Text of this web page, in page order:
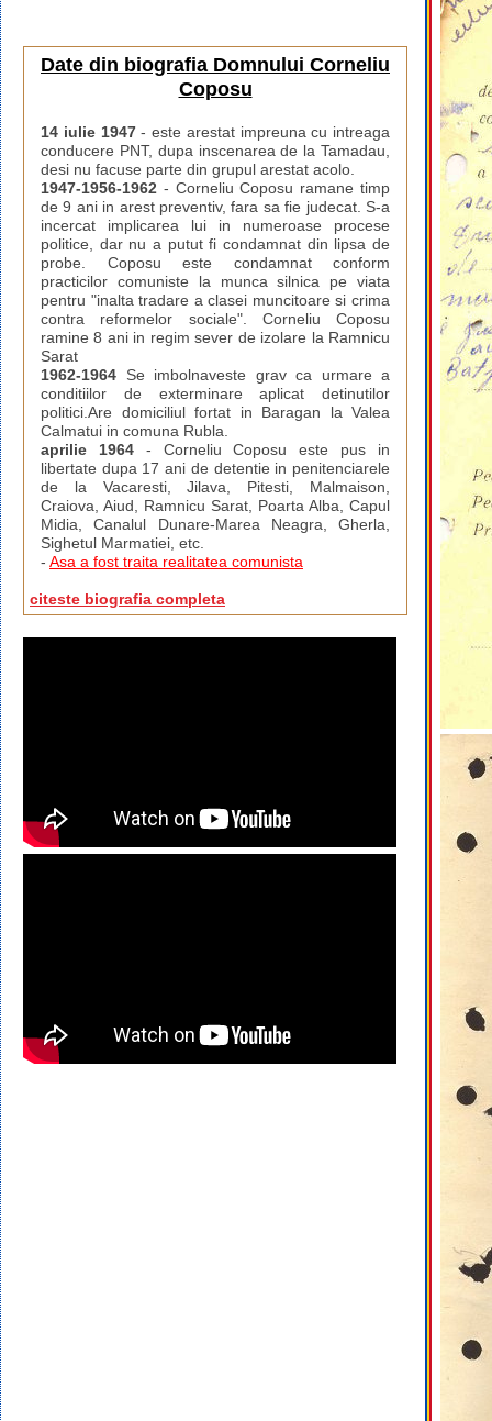
Date din biografia Domnului Corneliu
Coposu
14 iulie 1947- este arestat impreuna cu intreaga
conducere PNT, dupa inscenarea de la Tamadau,
desi nu facuse parte din grupul arestat acolo.
1947-1956-1962 - Corneliu Coposu ramane timp
de 9 ani in arest preventiv, fara sa fie judecat. S-a
incercat implicarea lui in numeroase procese
politice, dar nu a putut fi condamnat din lipsa de
probe. Coposu este condamnat conform
practicilor comuniste la munca silnica pe viata
pentru "inalta tradare a clasei muncitoare si crima
contra reformelor sociale". Corneliu Coposu
ramine 8 ani in regim sever de izolare la Ramnicu
Sarat
1962-1964 Se imbolnaveste grav ca urmare a
conditiilor de exterminare aplicat detinutilor
politici.Are domiciliul fortat in Baragan la Valea
Calmatui in comuna Rubla.
aprilie 1964- Corneliu Coposu este pus in
libertate dupa 17 ani de detentie in penitenciarele
de la Vacaresti, Jilava, Pitesti, Malmaison,
Craiova, Aiud, Ramnicu Sarat, Poarta Alba, Capul
Midia, Canalul Dunare-Marea Neagra, Gherla,
Sighetul Marmatiei, etc.
- Asa a fost traita realitatea comunista
citeste biografia completa